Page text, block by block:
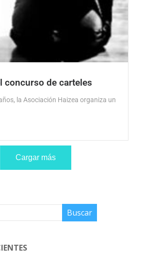
concurso de carteles
la Asociación Haizea organiza un
Cargar más